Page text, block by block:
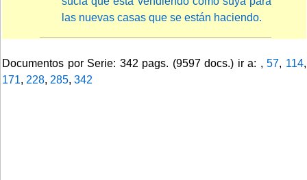
las nuevas casas que se están haciendo.
Documentos por Serie: 342 pags. (9597 docs.) ir a: ,57, 114,
171, 228, 285, 342